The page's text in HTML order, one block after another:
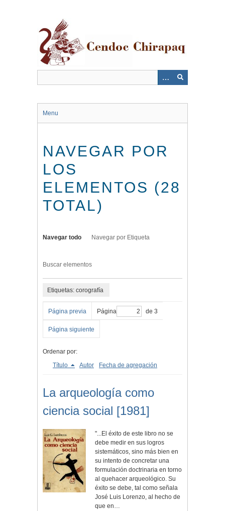
Menu
NAVEGAR POR
LOS
ELEMENTOS (28
TOTAL)
Navegar todo Navegar por Etiqueta
Buscar elementos
Etiquetas: corografía
Página previa Página de 3
Página siguiente
Ordenar por:
Título
Autor Fecha de agregación
La arqueología como
ciencia social [1981]
"...El éxito de este libro no se
debe medir en sus logros
sistemáticos, sino más bien en
su intento de concretar una
formulación doctrinaria en torno
al quehacer arqueológico. Su
éxito se debe, tal como señala
José Luis Lorenzo, al hecho de
que en…